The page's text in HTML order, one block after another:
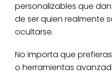
personalizables que
de ser quien realmente
ocultarse.
No importa que
o herramientas